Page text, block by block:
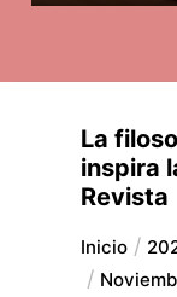
La
inspira
Revista
Inicio